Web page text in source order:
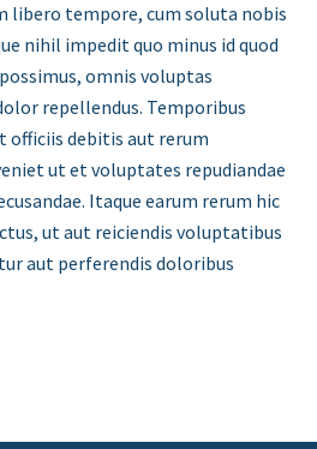
libero tempore, cum soluta nobis
nihil impedit quo minus id quod
omnis voluptas
repellendus. Temporibus
officiis debitis aut rerum
ut et voluptates repudiandae
Itaque earum rerum hic
ut aut reiciendis voluptatibus
aut perferendis doloribus